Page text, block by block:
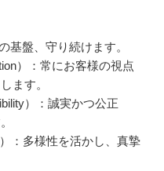
基盤、守り続けます。
）：常にお客様の視点
ます。
）：誠実かつ公正
：多様性を活かし、真摯